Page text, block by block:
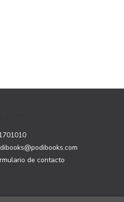
de contacto